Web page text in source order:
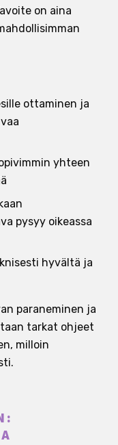
on aina
ottaminen ja
yhteen
pysyy oikeassa
hyvältä ja
paraneminen ja
tarkat ohjeet
milloin